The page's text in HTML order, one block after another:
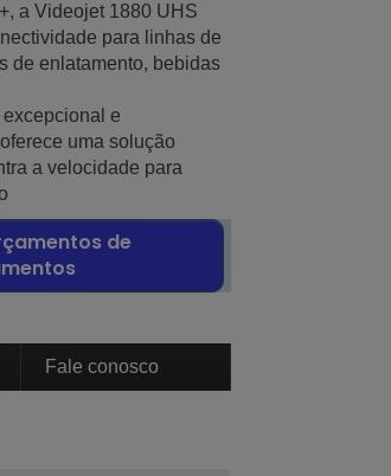
a Videojet 1880 UHS
para linhas de
de enlatamento, bebidas
e
uma solução
a velocidade para
de
Fale conosco